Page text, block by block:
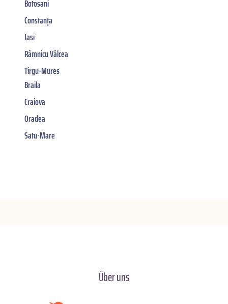
Botosani
Constanța
Iasi
Râmnicu Vâlcea
Tirgu-Mures
Braila
Craiova
Oradea
Satu-Mare
Über uns